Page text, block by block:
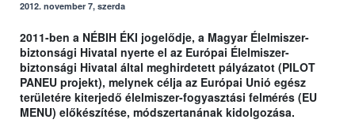
2012. november 7, szerda
2011-ben a NÉBIH ÉKI jogelődje, a Magyar Élelmiszer-
biztonsági Hivatal nyerte el az Európai Élelmiszer-
biztonsági Hivatal által meghirdetett pályázatot (PILOT
PANEU projekt), melynek célja az Európai Unió egész
területére kiterjedő élelmiszer-fogyasztási felmérés (EU
MENU) előkészítése, módszertanának kidolgozása.